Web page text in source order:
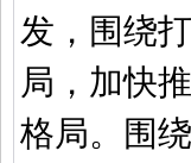
发，围绕
局，加快
格局。围